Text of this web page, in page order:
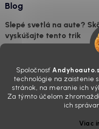
Spoločnosť
technológie na zaistenie
stránok, na meranie ich
Za týmto účelom
ich
Viac
Blog
Slepé svetlá na aute?
vyskúšajte tento trik
skutočnosti je? Často za to
mliečny, drsný povrch nie je
svoje, plexisklo začne svetlo
Zabudnite na handru.